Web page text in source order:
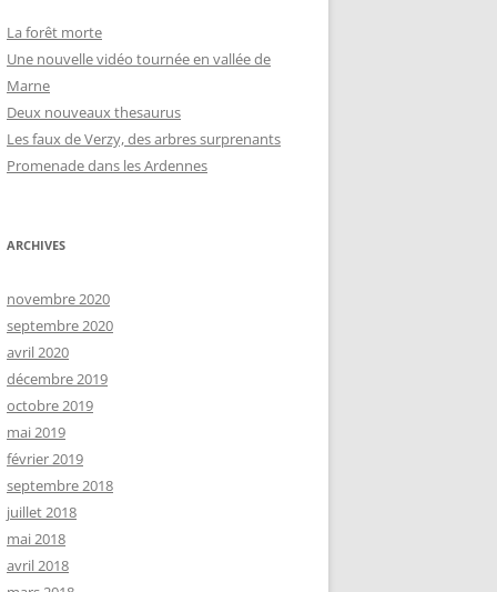
La forêt morte
Une nouvelle vidéo tournée en vallée de
Marne
Deux nouveaux thesaurus
Les faux de Verzy, des arbres surprenants
Promenade dans les Ardennes
ARCHIVES
novembre 2020
septembre 2020
avril 2020
décembre 2019
octobre 2019
mai 2019
février 2019
septembre 2018
juillet 2018
mai 2018
avril 2018